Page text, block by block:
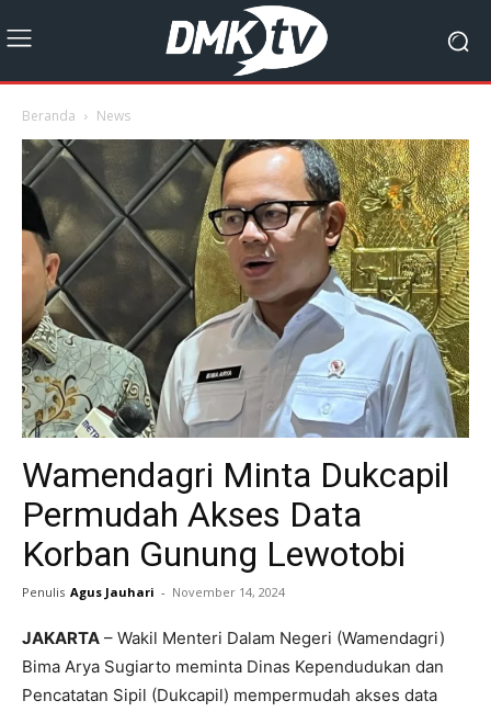
Beranda News
Wamendagri Minta Dukcapil
Permudah Akses Data
Korban Gunung Lewotobi
Penulis Agus Jauhari - November 14, 2024
JAKARTA – Wakil Menteri Dalam Negeri (Wamendagri)
Bima Arya Sugiarto meminta Dinas Kependudukan dan
Pencatatan Sipil (Dukcapil) mempermudah akses data